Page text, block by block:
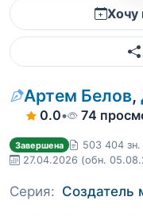
Хочу
Артем Белов,
0.0• 74
Завершена
503 404
27.04.2026 (обн.
Серия: Создатель